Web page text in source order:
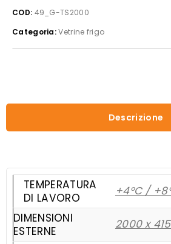
Vetrina
sushi
G-
COD: 49_G-TS2000
Categoria:Vetrine frigo
Descrizione
TEMPERATURA
DI LAVORO
+4°C /
DIMENSIONI
ESTERNE
2000 x